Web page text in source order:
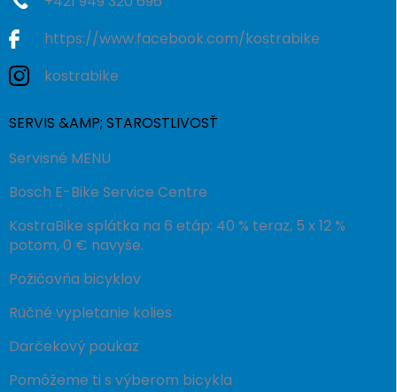
https://www.facebook.com/kostrabike
kostrabike
SERVIS &AMP; STAROSTLIVOSŤ
Servisné MENU
Bosch E-Bike Service Centre
KostraBike splátka na 6 etáp: 40 % teraz, 5 x 12 %
potom, 0 € navyše.
Požičovňa bicyklov
Ručné vypletanie kolies
Darčekový poukaz
Pomôžeme ti s výberom bicykla